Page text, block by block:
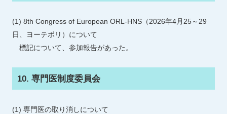
(1) 8th Congress of European ORL-HNS（2026年4月25～29
日、ヨーテボリ）について
標記について、参加報告があった。
10. 専門医制度委員会
(1) 専門医の取り消しについて